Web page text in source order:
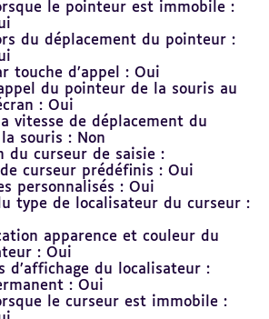
le pointeur est immobile :
du déplacement du pointeur :
touche d’appel : Oui
du pointeur de la souris au
: Oui
vitesse de déplacement du
souris : Non
du curseur de saisie :
curseur prédéfinis : Oui
personnalisés : Oui
type de localisateur du curseur :
apparence et couleur du
: Oui
d’affichage du localisateur :
: Oui
le curseur est immobile :